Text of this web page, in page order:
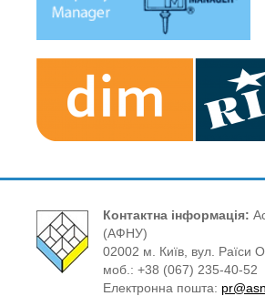
Контактна інформація:
(АФНУ)
02002 м. Київ, вул. Раїси
моб.: +38 (067) 235-40-52
Електронна пошта: